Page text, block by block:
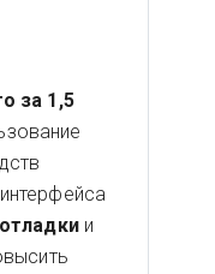
за 1,5
отладки и